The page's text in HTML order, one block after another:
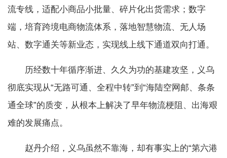
流专线，适配小商品小批量、碎片化出货需求；数字
端，培育跨境电商物流体系，落地智慧物流、无人场
站、数字通关等新业态，实现线上线下通道双向打通。
历经数十年循序渐进、久久为功的基建攻坚，义乌
彻底实现从“无路可通、全程中转”到“海陆空网邮、条条
通全球”的质变，从根本上解决了早年物流梗阻、出海艰
难的发展痛点。
赵丹介绍，义乌虽然不靠海，却有事实上的“第六港